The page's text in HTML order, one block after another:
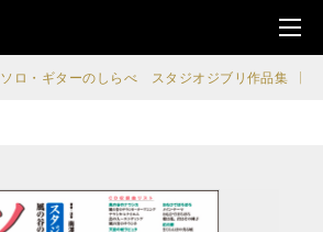
メニ
ュ
ソロ・ギターのしらべ スタジオジブリ作品集 【増